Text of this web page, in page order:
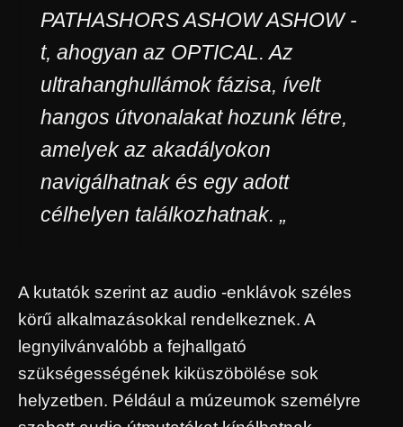
PATHASHORS ASHOW ASHOW -
t, ahogyan az OPTICAL. Az
ultrahanghullámok fázisa, ívelt
hangos útvonalakat hozunk létre,
amelyek az akadályokon
navigálhatnak és egy adott
célhelyen találkozhatnak. „
A kutatók szerint az audio -enklávok széles
körű alkalmazásokkal rendelkeznek. A
legnyilvánvalóbb a fejhallgató
szükségességének kiküszöbölése sok
helyzetben. Például a múzeumok személyre